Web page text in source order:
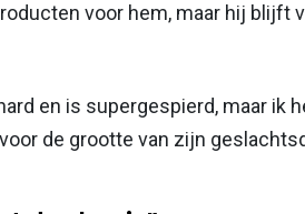
voor hem, maar hij blijft
en is supergespierd, maar ik
de grootte van zijn